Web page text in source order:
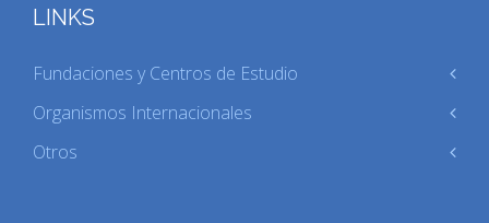
LINKS
Fundaciones y Centros de Estudio
Organismos Internacionales
Otros